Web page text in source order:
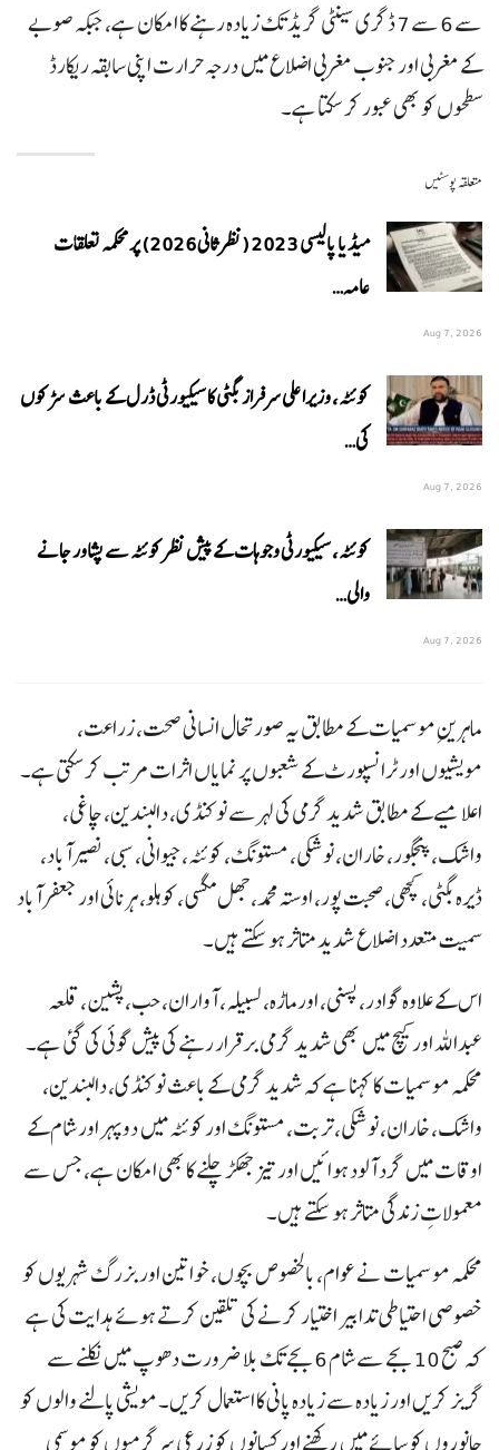
سے 6 سے 7 ڈگری سینٹی گریڈ تک زیادہ رہنے کا امکان ہے، جبکہ صوبے
کے مغربی اور جنوب مغربی اضلاع میں درجہ حرارت اپنی سابقہ ریکارڈ
سطحوں کو بھی عبور کر سکتا ہے۔
متعلقہ پوسٹیں
میڈیا پالیسی 2023 (نظرثانی 2026) پر محکمہ تعلقات
عامہ…
Aug 7, 2026
کوئٹہ، وزیراعلی سرفراز بگٹی کا سیکیورٹی ڈرل کے باعث سڑکوں
کی…
Aug 7, 2026
کوئٹہ، سیکیورٹی وجوہات کے پیش نظر کوئٹہ سے پشاور جانے
والی…
Aug 7, 2026
ماہرینِ موسمیات کے مطابق یہ صورتحال انسانی صحت، زراعت،
مویشیوں اور ٹرانسپورٹ کے شعبوں پر نمایاں اثرات مرتب کر سکتی ہے۔
اعلامیے کے مطابق شدید گرمی کی لہر سے نوکنڈی، دالبندین، چاغی،
واشک، پنجگور، خاران، نوشکی، مستونگ، کوئٹہ، جیوانی، سبی، نصیرآباد،
ڈیرہ بگٹی، کچھی، صحبت پور، اوستہ محمد، جھل مگسی، کوہلو، ہرنائی اور جعفرآباد
سمیت متعدد اضلاع شدید متاثر ہو سکتے ہیں۔
اس کے علاوہ گوادر، پسنی، اورماڑہ، لسبیلہ، آواران، حب، پشین، قلعہ
عبداللہ اور کیچ میں بھی شدید گرمی برقرار رہنے کی پیش گوئی کی گئی ہے۔
محکمہ موسمیات کا کہنا ہے کہ شدید گرمی کے باعث نوکنڈی، دالبندین،
واشک، خاران، نوشکی، تربت، مستونگ اور کوئٹہ میں دوپہر اور شام کے
اوقات میں گرد آلود ہوائیں اور تیز جھکڑ چلنے کا بھی امکان ہے، جس سے
معمولاتِ زندگی متاثر ہو سکتے ہیں۔
محکمہ موسمیات نے عوام، بالخصوص بچوں، خواتین اور بزرگ شہریوں کو
خصوصی احتیاطی تدابیر اختیار کرنے کی تلقین کرتے ہوئے ہدایت کی ہے
کہ صبح 10 بجے سے شام 6 بجے تک بلا ضرورت دھوپ میں نکلنے سے
گریز کریں اور زیادہ سے زیادہ پانی کا استعمال کریں۔ مویشی پالنے والوں کو
جانوروں کو سائے میں رکھنے اور کسانوں کو زرعی سرگرمیوں کو موسمی